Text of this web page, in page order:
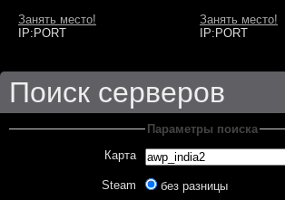
Занять место!
IP:PORT
Занять место!
IP:PORT
Поиск серверов
Параметры поиска
Карта
Steam без разницы